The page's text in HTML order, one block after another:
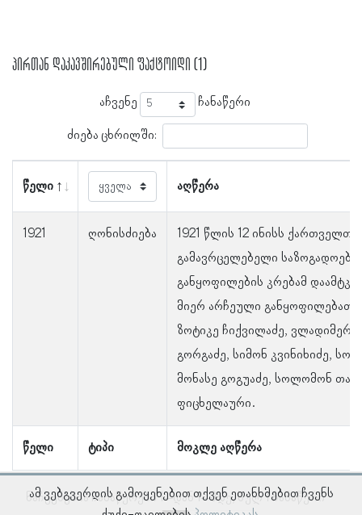
პირთან დაკავშირებული ფაქტოიდი (1)
აჩვენე ჩანაწერი
ძიება ცხრილში:
წელი აღწერა
წელი ტიპი მოკლე აღწერა
1921 ღონისძიება
1921 წლის 12 ინისს
გამავრცელებელი
განყოფილების კრებამ
მიერ არჩეული
ზოტიკე ჩიქვილაძე, ვლადიმერ
გორგაძე, სიმონ კვინიხიძე,
მონასე გოგუაძე, სოლომონ
ფიცხელაური.
ნაჩვენებია ჩანაწერები 1–დან 1–მდე, სულ 1 ჩანაწერი
ამ ვებგვერდის გამოყენებით თქვენ ეთანხმებით ჩვენს